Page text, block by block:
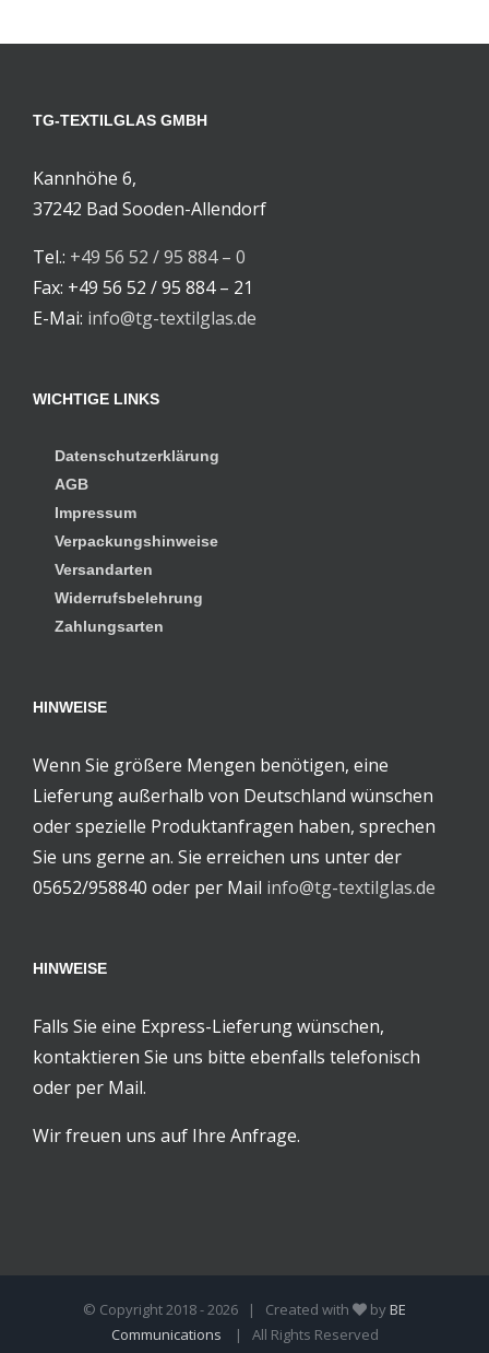
TG-TEXTILGLAS GMBH
Kannhöhe 6,
37242 Bad Sooden-Allendorf
Tel.: +49 56 52 / 95 884 – 0
Fax: +49 56 52 / 95 884 – 21
E-Mai: info@tg-textilglas.de
WICHTIGE LINKS
Datenschutzerklärung
AGB
Impressum
Verpackungshinweise
Versandarten
Widerrufsbelehrung
Zahlungsarten
HINWEISE
Wenn Sie größere Mengen benötigen, eine
Lieferung außerhalb von Deutschland wünschen
oder spezielle Produktanfragen haben, sprechen
Sie uns gerne an. Sie erreichen uns unter der
05652/958840 oder per Mail info@tg-textilglas.de
HINWEISE
Falls Sie eine Express-Lieferung wünschen,
kontaktieren Sie uns bitte ebenfalls telefonisch
oder per Mail.
Wir freuen uns auf Ihre Anfrage.
© Copyright 2018 -2026 | Created with byBE
Communications
| All Rights Reserved